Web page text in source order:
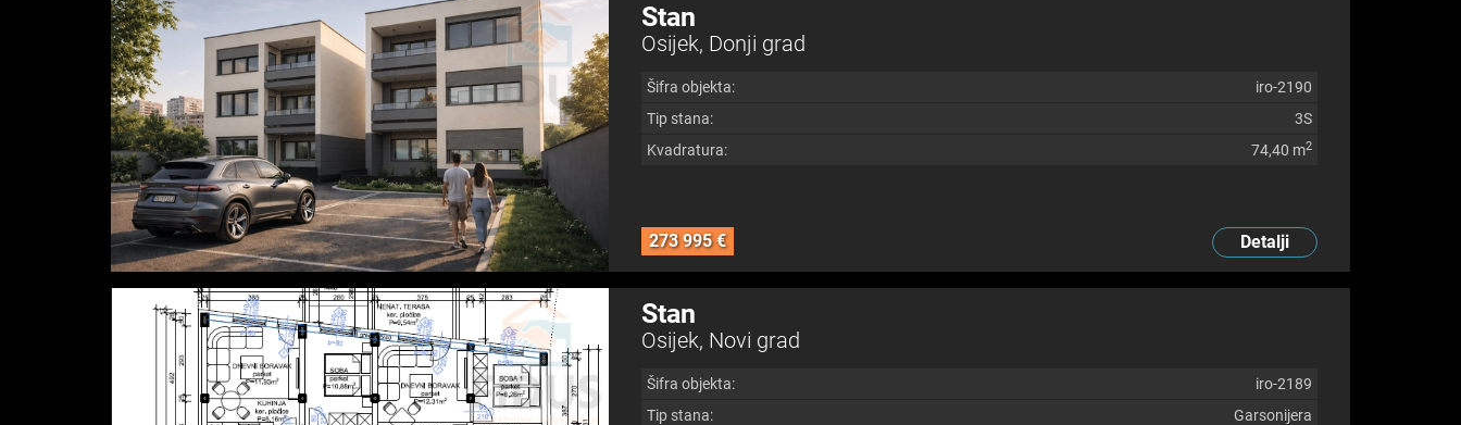
Stan
Osijek, Donji grad
Šifra objekta:
iro-2190
Tip stana:
3S
Kvadratura:
74,40 m2
273 995 € Detalji
Stan
Osijek, Novi grad
Šifra objekta:
iro-2189
Tip stana:
Garsonijera